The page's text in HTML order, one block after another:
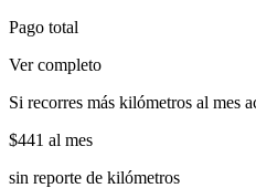
Pago total
Ver completo
Si recorres más kilómetros al mes
$441 al mes
sin reporte de kilómetros